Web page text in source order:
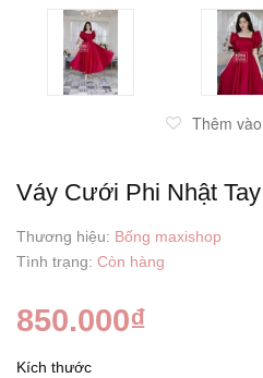
Thêm
Váy Cưới Phi Nhật
Thương hiệu: Bống maxishop
Tình trạng: Còn hàng
850.000₫
Kích thước